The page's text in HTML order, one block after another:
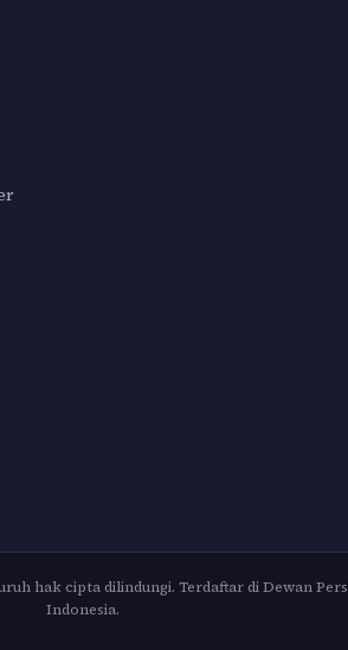
hak cipta dilindungi. Terdaftar di Dewan Pers
Indonesia.